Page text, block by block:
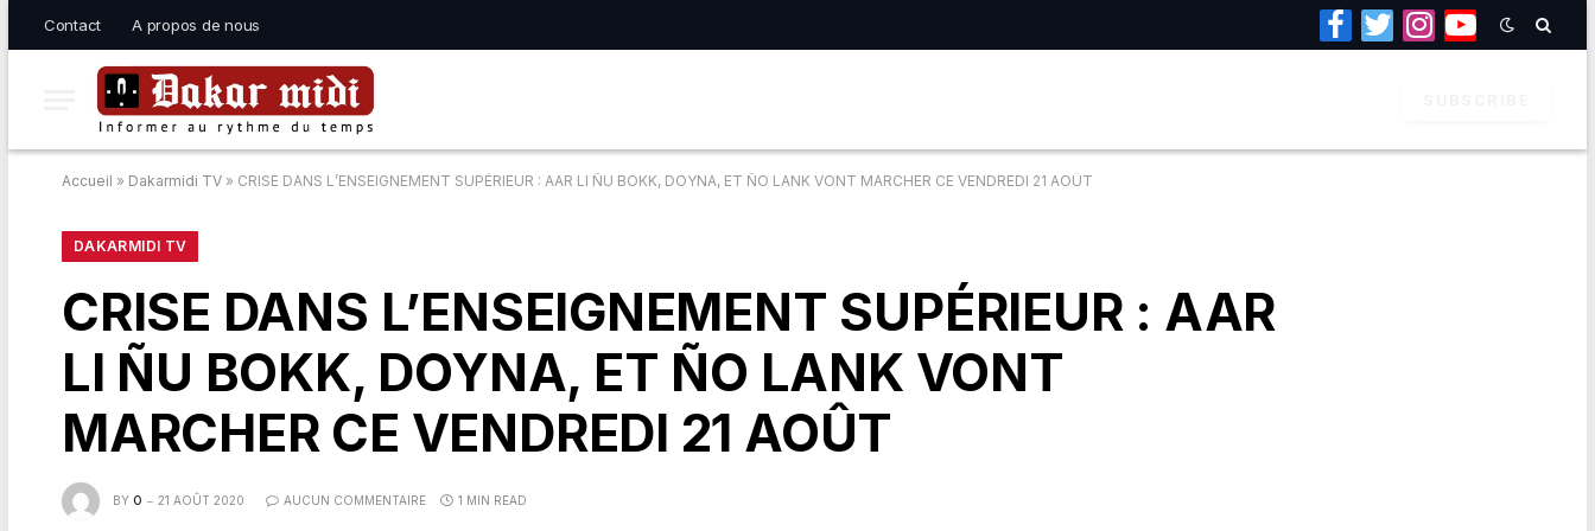
Contact A propos de nous
Facebook
TwitterInstagramYouTube
Accueil » Dakarmidi TV » CRISE DANS L’ENSEIGNEMENT SUPÉRIEUR : AAR LI ÑU BOKK, DOYNA, ET ÑO LANK VONT MARCHER CE VENDREDI 21 AOÛT
DAKARMIDI TV
CRISE DANS L’ENSEIGNEMENT SUPÉRIEUR : AAR
LI ÑU BOKK, DOYNA, ET ÑO LANK VONT
MARCHER CE VENDREDI 21 AOÛT
BY O 21 AOÛT 2020 AUCUN COMMENTAIRE 1 MIN READ